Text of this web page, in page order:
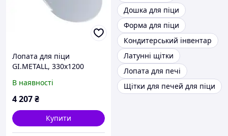
Лопата для піци
GI.METALL, 330х1200
В наявності
4 207₴
Купити
Дошка для піци
Форма для піци
Кондитерський інвентар
Латунні щітки
Лопата для печі
Щітки для печей для піци